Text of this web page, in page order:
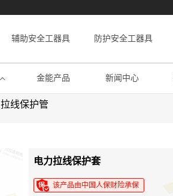
辅助安全工器具 防护安全工器具
金能产品 新闻中心
拉线保护管
电力拉线保护套
该产品由中国人保财险承保